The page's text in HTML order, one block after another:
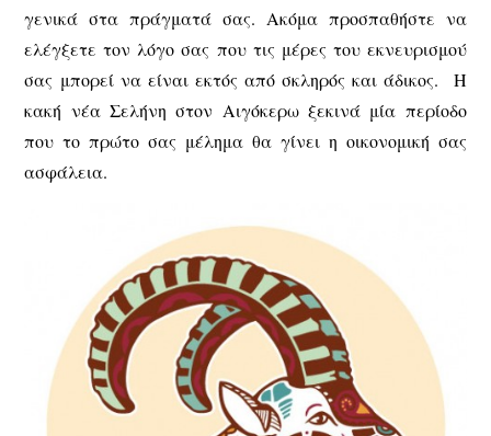
γενικά στα πράγματά σας. Ακόμα προσπαθήστε να
ελέγξετε τον λόγο σας που τις μέρες του εκνευρισμού
σας μπορεί να είναι εκτός από σκληρός και άδικος. Η
κακή νέα Σελήνη στον Αιγόκερω ξεκινά μία περίοδο
που το πρώτο σας μέλημα θα γίνει η οικονομική σας
ασφάλεια.